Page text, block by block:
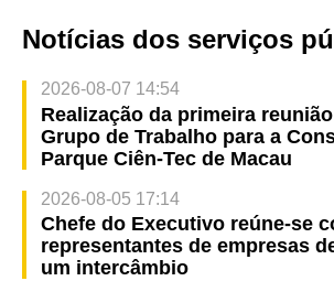
Notícias dos serviços
2026-08-07 14:54
Realização da primeira
Grupo de Trabalho para a
Parque Ciên-Tec de Macau
2026-08-05 17:14
Chefe do Executivo reúne-se
representantes de empresas
um intercâmbio